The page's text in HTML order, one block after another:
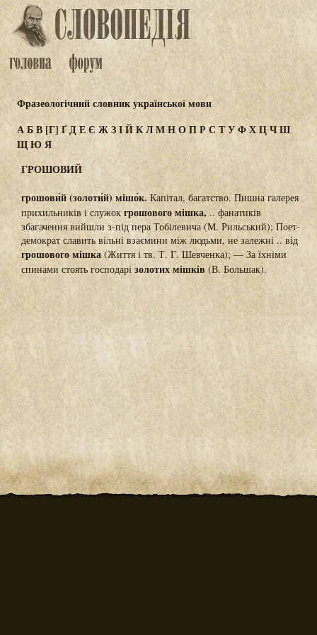
Фразеологічний словник української мови
АБВ[Г] ҐДЕЄ ЖЗІЙКЛМНОПР С ТУФХЦЧШ
ЩЮ Я
ГРОШОВИЙ
грошови́й (золоти́й) мішо́к. Капітал, багатство. Пишна галерея
прихильників і служок грошового мішка, .. фанатиків
збагачення вийшли з-під пера Тобілевича (М. Рильський); Поет-
демократ славить вільні взаємини між людьми, не залежні .. від
грошового мішка (Життя і тв. Т. Г. Шевченка); — За їхніми
спинами стоять господарі золотих мішків (В. Большак).